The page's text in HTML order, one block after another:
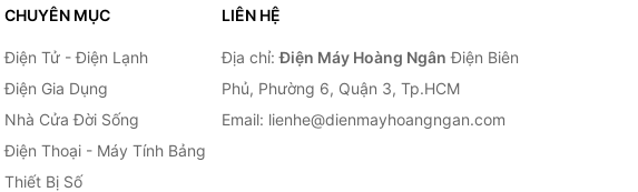
CHUYÊN MỤC
Điện Tử - Điện Lạnh
Điện Gia Dụng
Nhà Cửa Đời Sống
Điện Thoại - Máy Tính Bảng
Thiết Bị Số
LIÊN HỆ
Địa chỉ:Điện Máy Hoàng Ngân Điện Biên
Phủ, Phường 6, Quận 3, Tp.HCM
Email: lienhe@dienmayhoangngan.com